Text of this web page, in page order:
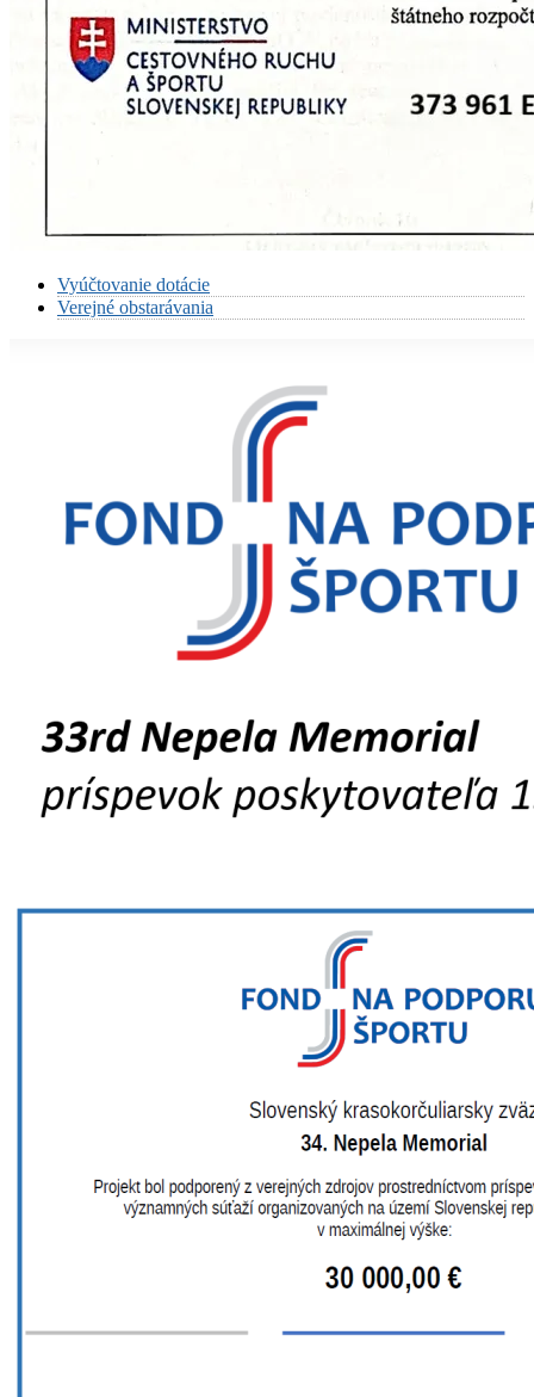
Vyúčtovanie dotácie
Verejné obstarávania